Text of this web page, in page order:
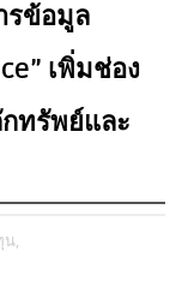
รข้อมูล
เพิ่มช่อง
ทรัพย์และ
น,